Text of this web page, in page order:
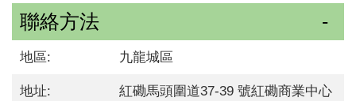
聯絡方法
地區: 九龍城區
地址:
紅磡馬頭圍道37-39 號紅磡商業中心